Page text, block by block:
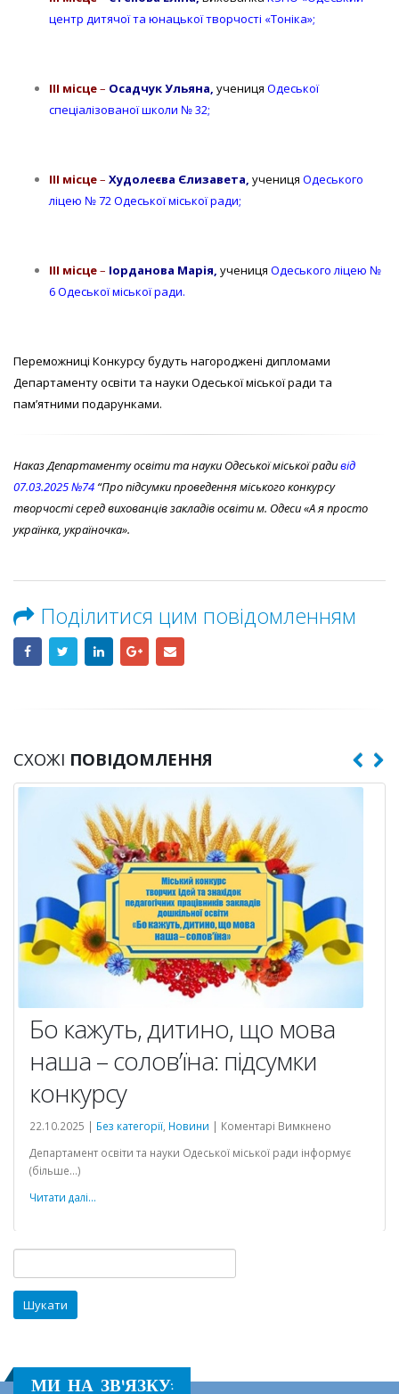
центр дитячої та юнацької творчості «Тоніка»;
ІІІ місце– Осадчук Ульяна, учениця Одеської
спеціалізованої школи № 32;
ІІІ місце– Худолеєва Єлизавета, учениця Одеського
ліцею № 72 Одеської міської ради;
ІІІ місце– Іорданова Марія, учениця Одеського ліцею №
6 Одеської міської ради.
Переможниці Конкурсу будуть нагороджені дипломами
Департаменту освіти та науки Одеської міської ради та
пам’ятними подарунками.
Наказ Департаменту освіти та науки Одеської міської радивід
07.03.2025 №74 “Про підсумки проведення міського конкурсу
творчості серед вихованців закладів освіти м. Одеси «А я просто
українка, україночка».
Поділитися цим повідомленням
СХОЖІ ПОВІДОМЛЕННЯ
Бо кажуть, дитино, що мова
наша – солов’їна: підсумки
конкурсу
22.10.2025 | Без категорії Новини | Коментарі Вимкнено
кажуть,
Департамент освіти та науки Одеської міської ради інформує
(більше…)
Читати далі...
МИ НА ЗВ'ЯЗКУ: